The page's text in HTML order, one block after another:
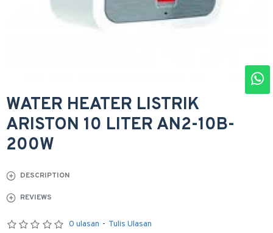
WATER HEATER LISTRIK
ARISTON 10 LITER AN2-10B-
200W
DESCRIPTION
REVIEWS
0 ulasan - Tulis Ulasan